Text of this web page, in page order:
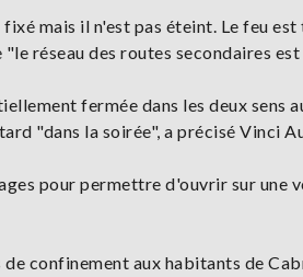
mais il n'est pas éteint. Le feu
réseau des routes secondaires
fermée dans les deux sens
"dans la soirée", a précisé Vinci
pour permettre d'ouvrir sur une
confinement aux habitants de